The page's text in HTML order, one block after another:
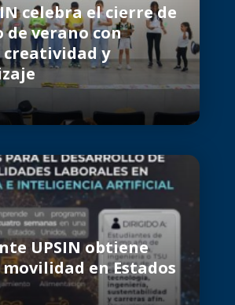
celebra el cierre de
de verano con
creatividad y
UPSIN obtiene
movilidad en Estados